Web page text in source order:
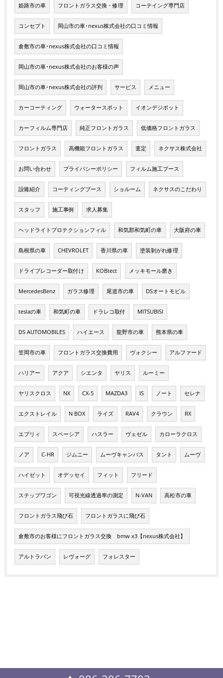
姫路市の車 フロントガラス交換・修理 コーテイング専門店
コンセプト 岡山市の車･nexus株式会社の口コミ情報
倉敷市の車･nexus株式会社の口コミ情報
岡山市の車･nexus株式会社のお客様の声
岡山市の車･nexus株式会社の評判 サービス メニュー
カーコーティング ウォータースポット イオンデジポット
カーフィルム専門店 純正フロントガラス 低価格フロントガラス
フロントガラス 高機能フロントガラス 査定 ネクサス株式会社
お問い合わせ プライバシーポリシー フィルム施工ブース
設備紹介 コーティングブース ショルーム ネクサスのこだわり
スタッフ 施工事例 求人募集
ヘッドライトプロテクションフィル 和気郡和気町の車 大阪府の車
島根県の車 CHEVROLET 香川県の車 塗装剝がれ修理
ドライブレコーダー取付け KOBtect メッキモール磨き
MercedesBenz ガラス修理 尾道市の車 DSオートモビル
teslaの車 和気町の車 ドラレコ取付 MITSUBISI
DS AUTOMOBILES ハイエース 龍野市の車 熊本県の車
笠岡市の車 フロントガラス交換費用 ヴォクシー アルファード
ハリアー アクア シエンタ ヤリス ルーミー
ヤリスクロス NX CX-5 MAZDA3 IS ノート セレナ
エクストレイル N BOX ライズ RAV4 クラウン RX
エブリィ スペーシア ハスラー ヴェゼル カローラクロス
ノア C-HR ジムニー ムーヴキャンバス タント ムーヴ
ハイゼット オデッセイ フィット フリード
ステップワゴン 可視光線透過率の測定 N-VAN 高松市の車
フロントガラス飛び石 フロントガラスに飛び石
倉敷市のお客様にフロントガラス交換 bmw x3【nexus株式会社】
アルトラパン レヴォーグ フォレスター